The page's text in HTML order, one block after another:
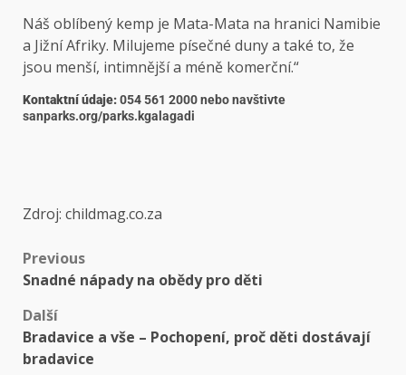
Náš oblíbený kemp je Mata-Mata na hranici Namibie
a Jižní Afriky. Milujeme písečné duny a také to, že
jsou menší, intimnější a méně komerční.“
Kontaktní údaje:054 561 2000 nebo navštivte
sanparks.org/parks.kgalagadi
Zdroj: childmag.co.za
Previous
Snadné nápady na obědy pro děti
Další
Bradavice a vše – Pochopení, proč děti dostávají
bradavice